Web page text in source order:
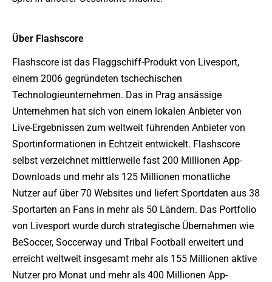
Über Flashscore
Flashscore ist das Flaggschiff-Produkt von Livesport,
einem 2006 gegründeten tschechischen
Technologieunternehmen. Das in Prag ansässige
Unternehmen hat sich von einem lokalen Anbieter von
Live-Ergebnissen zum weltweit führenden Anbieter von
Sportinformationen in Echtzeit entwickelt. Flashscore
selbst verzeichnet mittlerweile fast 200 Millionen App-
Downloads und mehr als 125 Millionen monatliche
Nutzer auf über 70 Websites und liefert Sportdaten aus 38
Sportarten an Fans in mehr als 50 Ländern. Das Portfolio
von Livesport wurde durch strategische Übernahmen wie
BeSoccer, Soccerway und Tribal Football erweitert und
erreicht weltweit insgesamt mehr als 155 Millionen aktive
Nutzer pro Monat und mehr als 400 Millionen App-